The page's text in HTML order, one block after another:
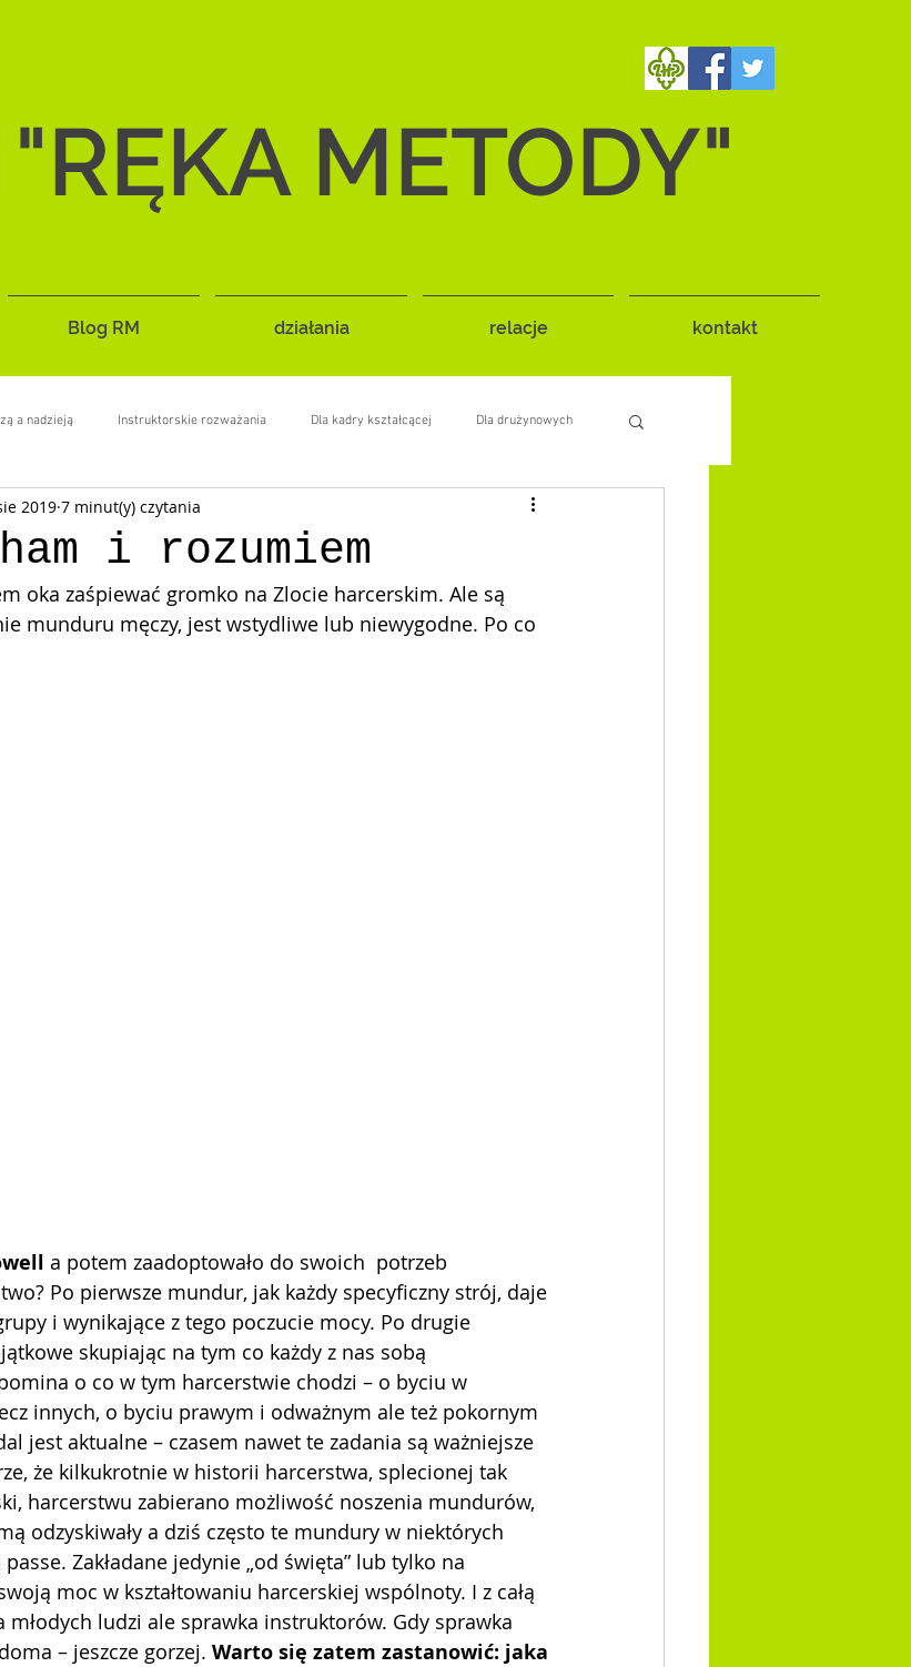
METODY"
Blog RM działania relacje kontakt
a nadzieją Instruktorskie rozważania Dla kadry kształcącej Dla drużynowych
Adwentowy
i rozumiem
2019 7 minut(y) czytania
oka zaśpiewać gromko na Zlocie harcerskim. Ale są
munduru męczy, jest wstydliwe lub niewygodne. Po co
a potem zaadoptowało do swoich  potrzeb
Po pierwsze mundur, jak każdy specyficzny strój, daje
i wynikające z tego poczucie mocy. Po drugie
skupiając na tym co każdy z nas sobą
o co w tym harcerstwie chodzi – o byciu w
innych, o byciu prawym i odważnym ale też pokornym
jest aktualne – czasem nawet te zadania są ważniejsze
że kilkukrotnie w historii harcerstwa, splecionej tak
harcerstwu zabierano możliwość noszenia mundurów,
odzyskiwały a dziś często te mundury w niektórych
Zakładane jedynie „od święta” lub tylko na
moc w kształtowaniu harcerskiej wspólnoty. I z całą
młodych ludzi ale sprawka instruktorów. Gdy sprawka
– jeszcze gorzej. Warto się zatem zastanowić: jaka